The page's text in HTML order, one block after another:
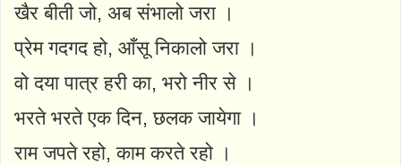
खैर बीती जो, अब संभालो जरा ।
प्रेम गदगद हो, आँसू निकालो जरा ।
वो दया पात्र हरी का, भरो नीर से ।
भरते भरते एक दिन, छलक जायेगा ।
राम जपते रहो, काम करते रहो ।